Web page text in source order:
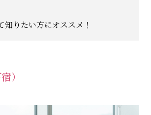
知りたい方にオススメ！
）